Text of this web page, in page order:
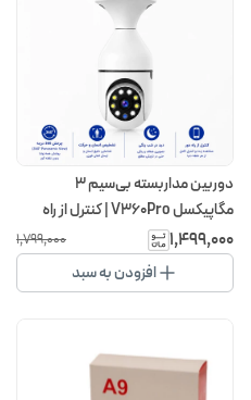
دوربین مداربسته بی‌سیم ۳
مگاپیکسل V360Pro | کنترل از راه
دور، چرخش ۳۶۰ درجه و دید در شب
رنگی
۱٬۴۹۹٬۰۰۰ ۱٬۷۹۹٬۰۰۰
افزودن به سبد